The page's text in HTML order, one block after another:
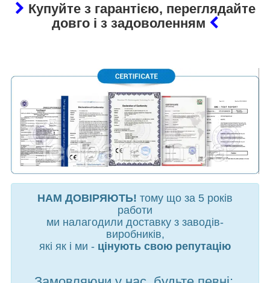
Купуйте з гарантією, переглядайте
довго і з задоволенням
НАМ ДОВІРЯЮТЬ! тому що за 5 років
работи
ми налагодили доставку з заводів-
виробників,
які як і ми - цінують свою репутацію